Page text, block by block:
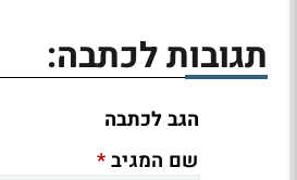
תגובות לכתבה:
הגב לכתבה
שם המגיב*